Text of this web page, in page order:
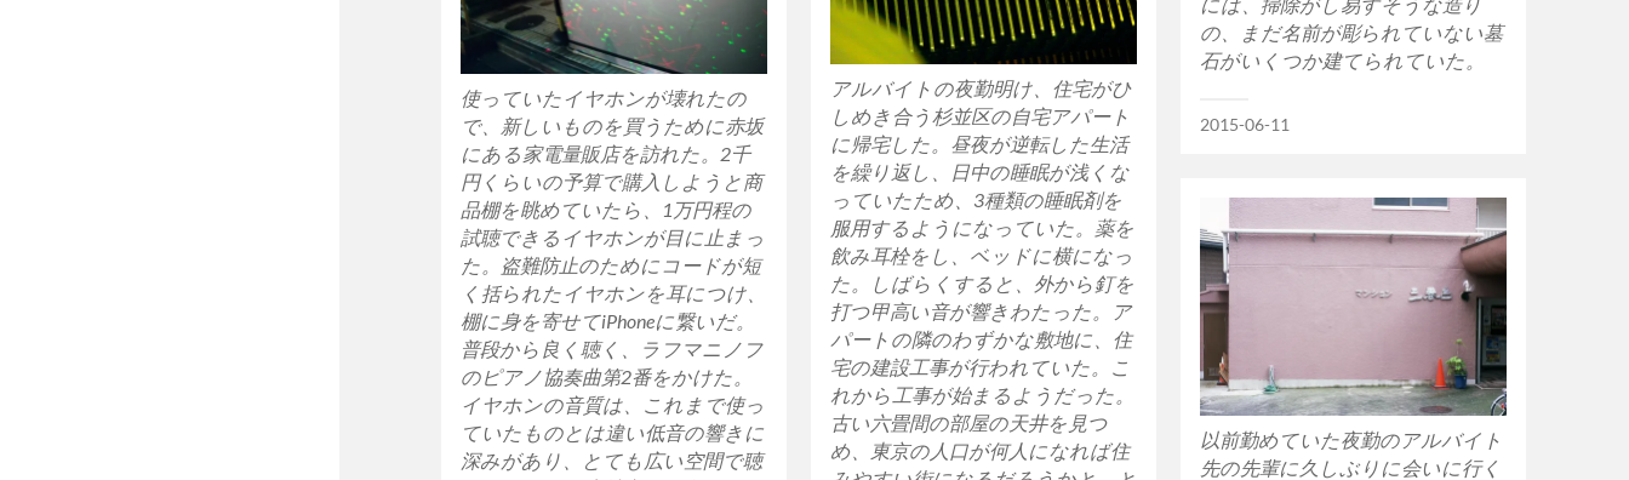
の、まだ名前が彫られていない墓
石がいくつか建てられていた。
2015-06-11
アルバイトの夜勤明け、住宅がひ
しめき合う杉並区の自宅アパート
に帰宅した。昼夜が逆転した生活
を繰り返し、日中の睡眠が浅くな
っていたため、3種類の睡眠剤を
服用するようになっていた。薬を
飲み耳栓をし、ベッドに横になっ
た。しばらくすると、外から釘を
打つ甲高い音が響きわたった。ア
パートの隣のわずかな敷地に、住
宅の建設工事が行われていた。こ
れから工事が始まるようだった。
古い六畳間の部屋の天井を見つ
め、東京の人口が何人になれば住
使っていたイヤホンが壊れたの
で、新しいものを買うために赤坂
にある家電量販店を訪れた。2千
円くらいの予算で購入しようと商
品棚を眺めていたら、1万円程の
試聴できるイヤホンが目に止まっ
た。盗難防止のためにコードが短
く括られたイヤホンを耳につけ、
棚に身を寄せてiPhoneに繋いだ。
普段から良く聴く、ラフマニノフ
のピアノ協奏曲第2番をかけた。
イヤホンの音質は、これまで使っ
ていたものとは違い低音の響きに
深みがあり、とても広い空間で聴
以前勤めていた夜勤のアルバイト
先の先輩に久しぶりに会いに行く